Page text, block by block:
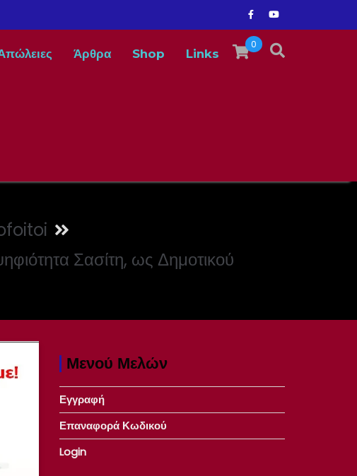
0
Άρθρα Shop Links
Σασίτη, ως Δημοτικού
Μενού Μελών
Εγγραφή
Επαναφορά Κωδικού
Login